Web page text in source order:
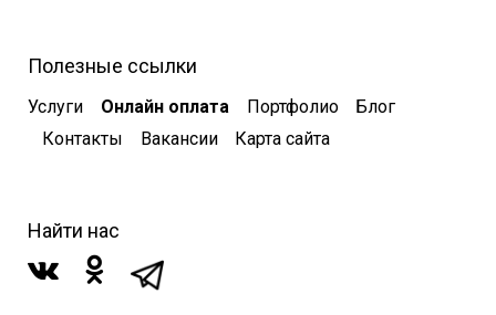
Полезные ссылки
Услуги Онлайн оплата Портфолио
Блог
Контакты
Вакансии Карта сайта
Найти нас